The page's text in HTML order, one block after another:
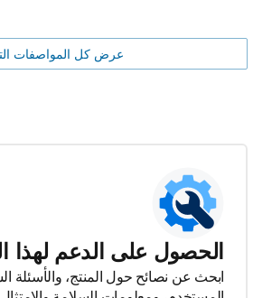
عرض كل المواصفات
الحصول على الدعم لهذا
ابحث عن نصائح حول المنتج، والأسئلة